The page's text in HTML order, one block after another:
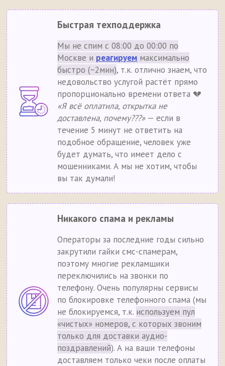
Быстрая техподдержка
Мы не спим с 08:00 до 00:00 по
Москве и реагируем максимально
быстро (~2мин), т.к. отлично знаем, что
недовольство услугой растёт прямо
пропорционально времени ответа 💔
«Я всё оплатила, открытка не
доставлена, почему???»— если в
течение 5 минут не ответить на
подобное обращение, человек уже
будет думать, что имеет дело с
мошенниками. А мы не хотим, чтобы
вы так думали!
Никакого спама и рекламы
Операторы за последние годы сильно
закрутили гайки смс-спамерам,
поэтому многие рекламщики
переключились на звонки по
телефону. Очень популярны сервисы
по блокировке телефонного спама (мы
не блокируемся, т.к. используем пул
«чистых» номеров, с которых звоним
только для доставки аудио-
поздравлений). А на ваши телефоны
доставляем только чеки после оплаты